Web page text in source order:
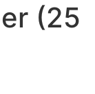
(25